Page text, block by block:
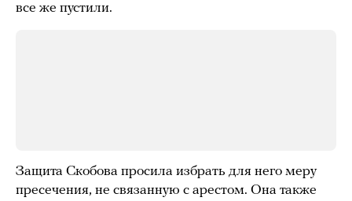
все же пустили.
Защита Скобова просила избрать для него меру
пресечения, не связанную с арестом. Она также